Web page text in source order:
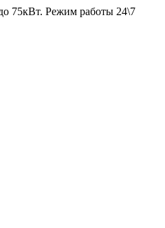
75кВт. Режим работы 24\7